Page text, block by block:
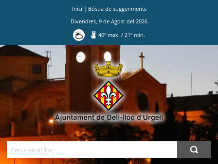
Inici | Bústia de suggeriments
Divendres 9 de Agost del 2026
40º max./ 21º min.